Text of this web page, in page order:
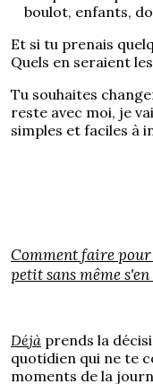
boulot, enfants,
Et si tu prenais
Quels en seraient
Tu souhaites
reste avec moi, je
simples et faciles à
Comment faire
petit sans même
Déjà prends la
quotidien qui ne te
moments de la